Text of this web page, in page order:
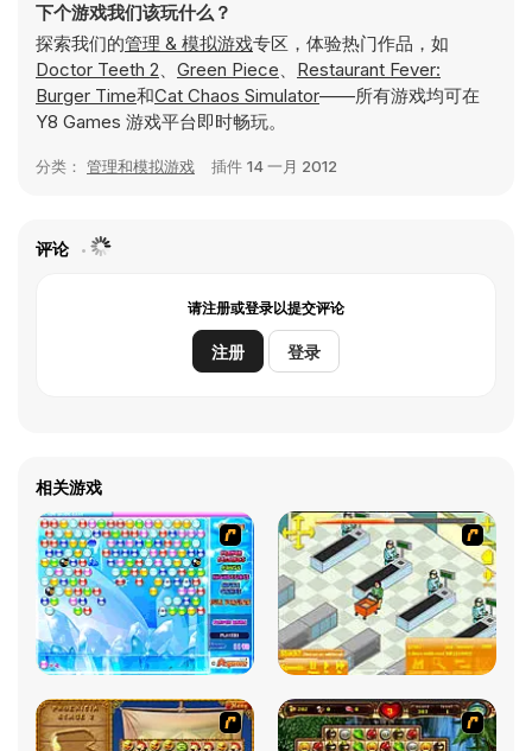
下个游戏我们该玩什么？
探索我们的管理 & 模拟游戏专区，体验热门作品，如
Doctor Teeth 2、 Green Piece、 Restaurant Fever:
Burger Time和Cat Chaos Simulator——所有游戏均可在
Y8 Games 游戏平台即时畅玩。
分类： 管理和模拟游戏 插件 14 一月 2012
评论
请注册或登录以提交评论
注册 登录
相关游戏